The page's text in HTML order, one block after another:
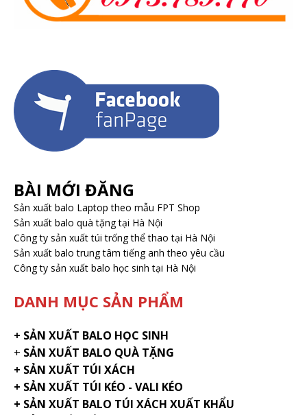
BÀI MỚI ĐĂNG
Sản xuất balo Laptop theo mẫu FPT Shop
Sản xuất balo quà tặng tại Hà Nội
Công ty sản xuất túi trống thể thao tại Hà Nội
Sản xuất balo trung tâm tiếng anh theo yêu cầu
Công ty sản xuất balo học sinh tại Hà Nội
DANH MỤC SẢN PHẨM
+ SẢN XUẤT BALO HỌC SINH
+ SẢN XUẤT BALO QUÀ TẶNG
+ SẢN XUẤT TÚI XÁCH
+ SẢN XUẤT TÚI KÉO - VALI KÉO
+ SẢN XUẤT BALO TÚI XÁCH XUẤT KHẨU